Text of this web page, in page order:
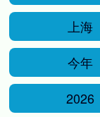
上海
今年
2026